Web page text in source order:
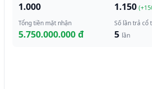
1.000 1.150 (+
Tổng tiền mặt nhận
5.750.000.000 đ
Số lần trả cổ
5 lần